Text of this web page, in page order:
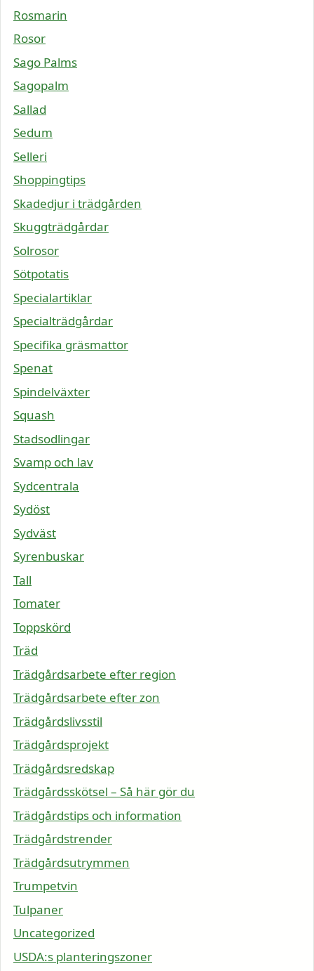
Rosmarin
Rosor
Sago Palms
Sagopalm
Sallad
Sedum
Selleri
Shoppingtips
Skadedjur i trädgården
Skuggträdgårdar
Solrosor
Sötpotatis
Specialartiklar
Specialträdgårdar
Specifika gräsmattor
Spenat
Spindelväxter
Squash
Stadsodlingar
Svamp och lav
Sydcentrala
Sydöst
Sydväst
Syrenbuskar
Tall
Tomater
Toppskörd
Träd
Trädgårdsarbete efter region
Trädgårdsarbete efter zon
Trädgårdslivsstil
Trädgårdsprojekt
Trädgårdsredskap
Trädgårdsskötsel – Så här gör du
Trädgårdstips och information
Trädgårdstrender
Trädgårdsutrymmen
Trumpetvin
Tulpaner
Uncategorized
USDA:s planteringszoner